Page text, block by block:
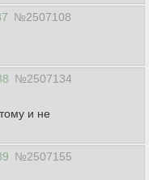
№2507108
№2507134
и не
№2507155